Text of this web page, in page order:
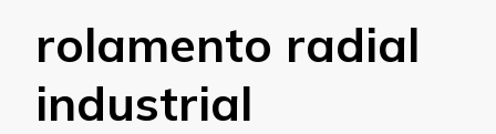
rolamento radial
industrial